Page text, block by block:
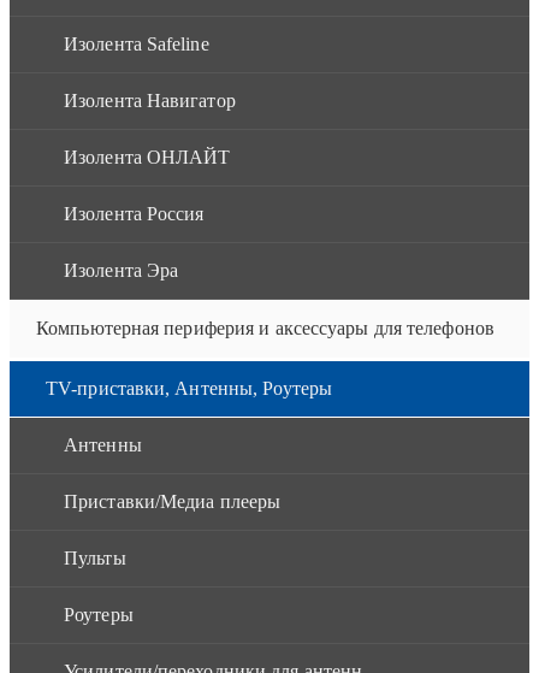
Изолента Safeline
Изолента Навигатор
Изолента ОНЛАЙТ
Изолента Россия
Изолента Эра
Компьютерная периферия и аксессуары для телефонов
TV-приставки, Антенны, Роутеры
Антенны
Приставки/Медиа плееры
Пульты
Роутеры